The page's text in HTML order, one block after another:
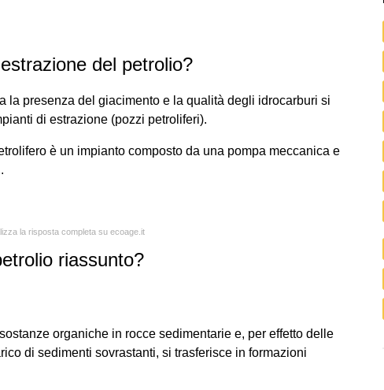
del petrolio?
la presenza del giacimento e la qualità degli idrocarburi si
di estrazione (pozzi petroliferi).
è un impianto composto da una pompa meccanica e
la risposta completa su ecoage.it
riassunto?
organiche in rocce sedimentarie e, per effetto delle
di sedimenti sovrastanti, si trasferisce in formazioni